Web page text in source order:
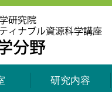
研究内容